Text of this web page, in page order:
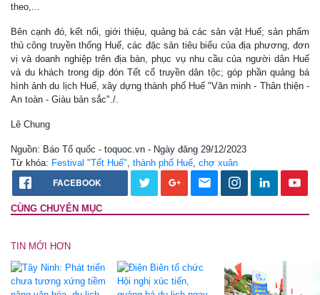
theo,...
Bên cạnh đó, kết nối, giới thiệu, quảng bá các sản vật Huế; sản phẩm
thủ công truyền thống Huế, các đặc sản tiêu biểu của địa phương, đơn
vị và doanh nghiệp trên địa bàn, phục vụ nhu cầu của người dân Huế
và du khách trong dịp đón Tết cổ truyền dân tộc; góp phần quảng bá
hình ảnh du lịch Huế, xây dựng thành phố Huế "Văn minh - Thân thiện -
An toàn - Giàu bản sắc"./.
Lê Chung
Nguồn: Báo Tổ quốc - toquoc.vn - Ngày đăng 29/12/2023
Từ khóa: Festival "Tết Huế" thành phố Huế chợ xuân
FACEBOOK
CÙNG CHUYÊN MỤC
TIN MỚI HƠN